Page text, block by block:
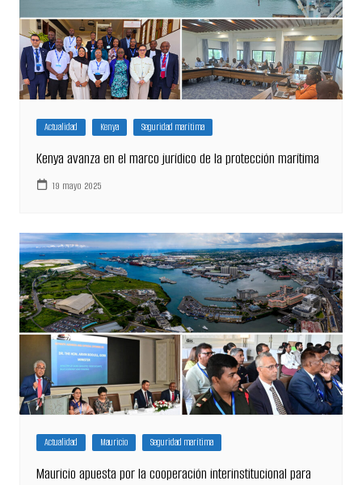
Actualidad Kenya Seguridad marítima
Kenya avanza en el marco jurídico de la protección marítima
19 mayo 2025
Actualidad Mauricio Seguridad marítima
Mauricio apuesta por la cooperación interinstitucional para